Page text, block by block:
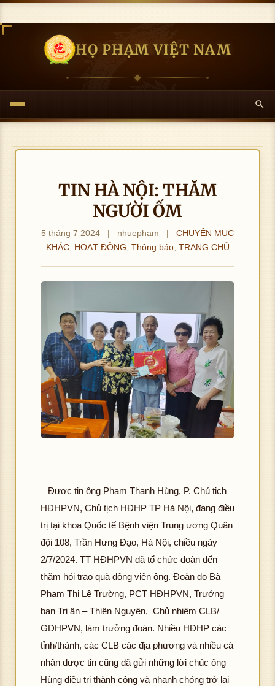
HỌ PHẠM VIỆT NAM
TIN HÀ NỘI: THĂM
NGƯỜI ỐM
5 tháng 7 2024 | nhuepham |
CHUYÊN MỤC
KHÁC, HOẠT ĐỘNG Thông báo, TRANG CHỦ
Được tin ông Phạm Thanh Hùng, P. Chủ tịch
HĐHPVN, Chủ tịch HĐHP TP Hà Nội, đang điều
trị tại khoa Quốc tế Bệnh viện Trung ương Quân
đội 108, Trần Hưng Đạo, Hà Nội, chiều ngày
2/7/2024. TT HĐHPVN đã tổ chức đoàn đến
thăm hỏi trao quà động viên ông. Đoàn do Bà
Phạm Thị Lệ Trường, PCT HĐHPVN, Trưởng
ban Tri ân – Thiện Nguyện, Chủ nhiệm CLB/
GDHPVN, làm trưởng đoàn. Nhiều HĐHP các
tỉnh/thành, các CLB các địa phương và nhiều cá
nhân được tin cũng đã gửi những lời chúc ông
Hùng điều trị thành công và nhanh chóng trở lại